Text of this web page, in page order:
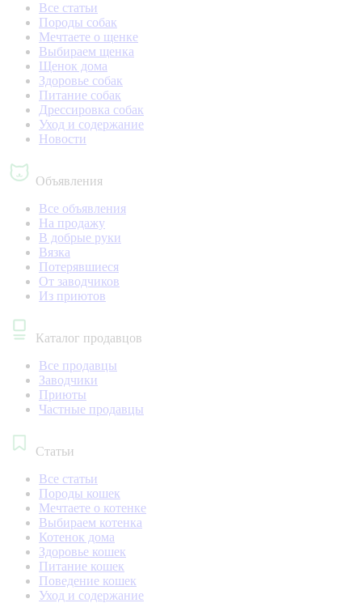
Все статьи
Породы собак
Мечтаете о щенке
Выбираем щенка
Щенок дома
Здоровье собак
Питание собак
Дрессировка собак
Уход и содержание
Новости
Объявления
Все объявления
На продажу
В добрые руки
Вязка
Потерявшиеся
От заводчиков
Из приютов
Каталог продавцов
Все продавцы
Заводчики
Приюты
Частные продавцы
Статьи
Все статьи
Породы кошек
Мечтаете о котенке
Выбираем котенка
Котенок дома
Здоровье кошек
Питание кошек
Поведение кошек
Уход и содержание